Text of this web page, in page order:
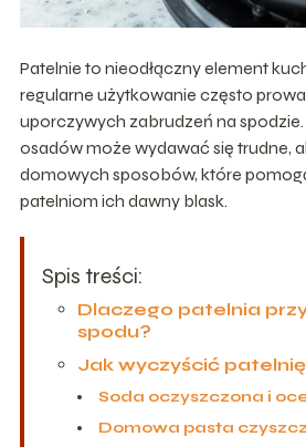
Patelnie to nieodłączny element
regularne użytkowanie często
uporczywych zabrudzeń na
osadów może wydawać się trudne,
domowych sposobów, które
patelniom ich dawny blask.
Spis treści:
Dlaczego patelnia
spodu?
Jak wyczyścić
Soda oczyszczona i
Domowa pasta